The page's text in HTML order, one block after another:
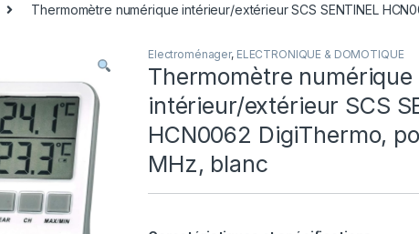
Thermomètre numérique intérieur/extérieur SCS SENTINEL
Electroménager, ELECTRONIQUE & DOMOTIQUE
Thermomètre numérique
intérieur/extérieur SCS
HCN0062 DigiThermo,
MHz, blanc